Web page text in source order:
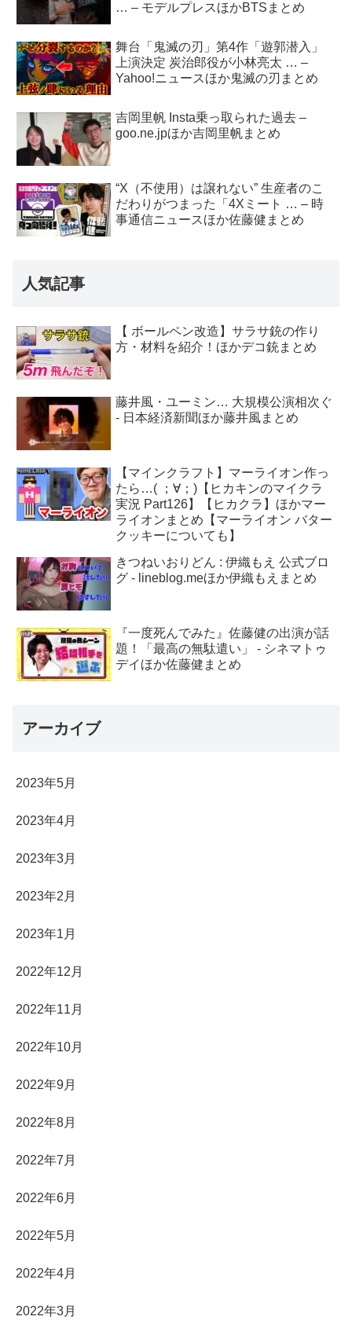
… – モデルプレスほかBTSまとめ
舞台「鬼滅の刃」第4作「遊郭潜入」
上演決定 炭治郎役が小林亮太 … –
Yahoo!ニュースほか鬼滅の刃まとめ
吉岡里帆 Insta乗っ取られた過去 –
goo.ne.jpほか吉岡里帆まとめ
“X（不使用）は譲れない” 生産者のこ
だわりがつまった「4Xミート … – 時
事通信ニュースほか佐藤健まとめ
人気記事
【 ボールペン改造】サラサ銃の作り
方・材料を紹介！ほかデコ銃まとめ
藤井風・ユーミン… 大規模公演相次ぐ
- 日本経済新聞ほか藤井風まとめ
【マインクラフト】マーライオン作っ
たら…( ；∀；)【ヒカキンのマイクラ
実況 Part126】【ヒカクラ】ほかマー
ライオンまとめ【マーライオン バター
クッキーについても】
きつねいおりどん : 伊織もえ 公式ブロ
グ - lineblog.meほか伊織もえまとめ
『一度死んでみた』佐藤健の出演が話
題！「最高の無駄遣い」 - シネマトゥ
デイほか佐藤健まとめ
アーカイブ
2023年5月
2023年4月
2023年3月
2023年2月
2023年1月
2022年12月
2022年11月
2022年10月
2022年9月
2022年8月
2022年7月
2022年6月
2022年5月
2022年4月
2022年3月